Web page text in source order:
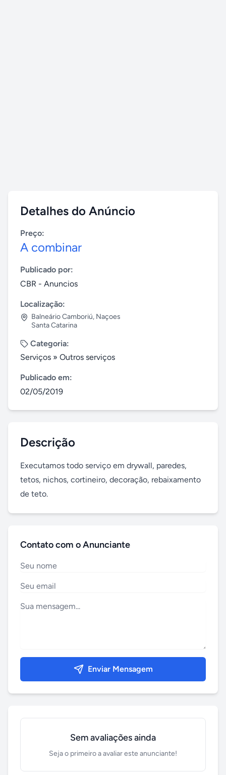
Detalhes do Anúncio
Preço:
A combinar
Publicado por:
CBR - Anuncios
Localização:
Balneário Camboriú, Naçoes
Santa Catarina
Categoria:
Serviços » Outros serviços
Publicado em:
02/05/2019
Descrição
Executamos todo serviço em drywall, paredes,
tetos, nichos, cortineiro, decoração, rebaixamento
de teto.
Contato com o Anunciante
Enviar Mensagem
Sem avaliações ainda
Seja o primeiro a avaliar este anunciante!